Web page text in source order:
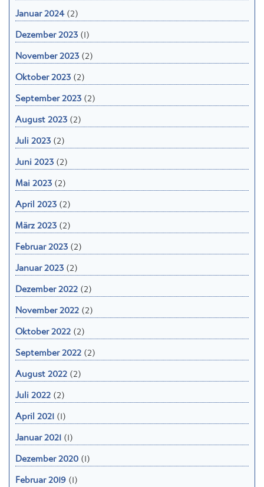
Januar 2024(2)
Dezember 2023(1)
November 2023(2)
Oktober 2023(2)
September 2023(2)
August 2023(2)
Juli 2023(2)
Juni 2023(2)
Mai 2023(2)
April 2023(2)
März 2023(2)
Februar 2023(2)
Januar 2023(2)
Dezember 2022(2)
November 2022(2)
Oktober 2022(2)
September 2022(2)
August 2022(2)
Juli 2022(2)
April 2021(1)
Januar 2021(1)
Dezember 2020(1)
Februar 2019(1)